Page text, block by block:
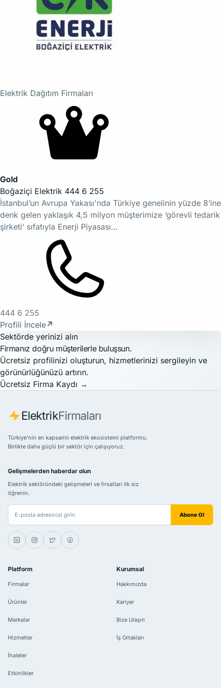
Elektrik Dağıtım Firmaları
Gold
Boğaziçi Elektrik 444 6 255
İstanbul’un Avrupa Yakası'nda Türkiye genelinin yüzde 8’ine
denk gelen yaklaşık 4,5 milyon müşterimize ‘görevli tedarik
şirketi’ sıfatıyla Enerji Piyasası…
444 6 255
Profili İncele↗
Sektörde yerinizi alın
Firmanız doğru müşterilerle buluşsun.
Ücretsiz profilinizi oluşturun, hizmetlerinizi sergileyin ve
görünürlüğünüzü artırın.
Ücretsiz Firma Kaydı →
ElektrikFirmaları
Türkiye’nin en kapsamlı elektrik ekosistemi platformu.
Birlikte daha güçlü bir sektör için çalışıyoruz.
Gelişmelerden haberdar olun
Elektrik sektöründeki gelişmeleri ve fırsatları ilk siz
öğrenin.
E-posta adresiniz Abone Ol
Platform
Firmalar
Ürünler
Markalar
Hizmetler
İhaleler
Etkinlikler
Kurumsal
Hakkımızda
Kariyer
Bize Ulaşın
İş Ortakları